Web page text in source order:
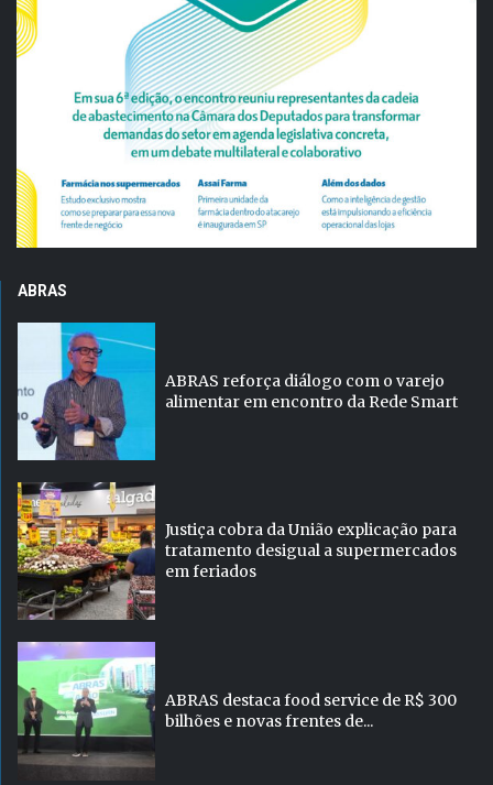
ABRAS
ABRAS reforça diálogo com o varejo
alimentar em encontro da Rede Smart
Justiça cobra da União explicação para
tratamento desigual a supermercados
em feriados
ABRAS destaca food service de R$ 300
bilhões e novas frentes de...